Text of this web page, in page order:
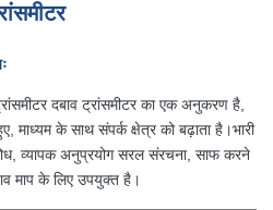
दबाव ट्रांसमीटर का एक अनुकरण है,
के साथ संपर्क क्षेत्र को बढ़ाता है।भारी
व्यापक अनुप्रयोग सरल संरचना, साफ करने
माप के लिए उपयुक्त है।